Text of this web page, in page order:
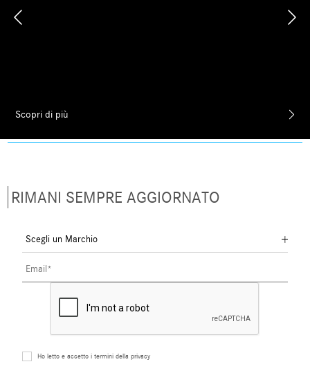
Scopri di più
RIMANI SEMPRE AGGIORNATO
Ho letto e accetto i termini della privacy